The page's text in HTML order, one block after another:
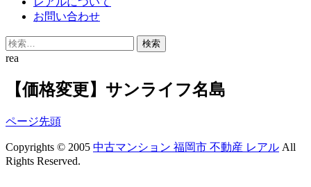
contentお問い合わせ
検
索:
rea
【価格変更】サンライフ名島
ページ先頭
Copyrights © 2005 中古マンション 福岡市 不動産 レアル All
Rights Reserved.